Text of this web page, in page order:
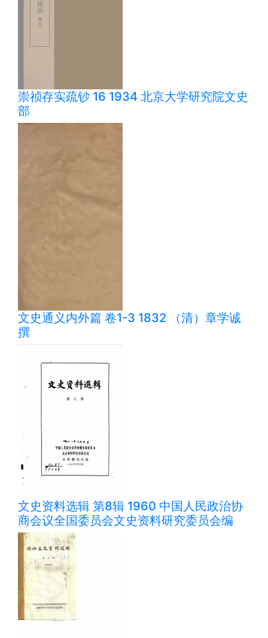
崇祯存实疏钞 16 1934 北京大学研究院文史
部
文史通义内外篇 卷1-3 1832 （清）章学诚
撰
文史资料选辑 第8辑 1960 中国人民政治协
商会议全国委员会文史资料研究委员会编